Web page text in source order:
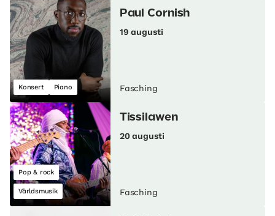
Konsert Piano
Paul Cornish
19 augusti
Fasching
Pop & rock
Världsmusik
Tissilawen
20 augusti
Fasching